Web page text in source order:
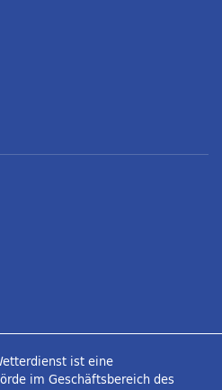
ist eine
im Geschäftsbereich des